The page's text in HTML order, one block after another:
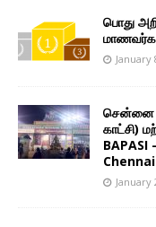
பொது
January
சென்னை
காட்சி)
January